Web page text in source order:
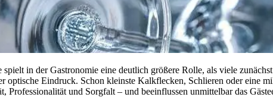
in der Gastronomie eine deutlich größere Rolle, als viele
optische Eindruck. Schon kleinste Kalkflecken, Schlieren oder eine
und Sorgfalt – und beeinflussen unmittelbar das